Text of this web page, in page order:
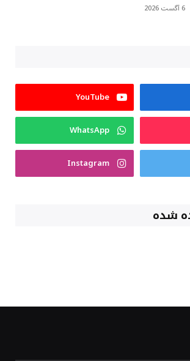
6 آگست 2026
YouTube
WhatsApp
Instagram
شده